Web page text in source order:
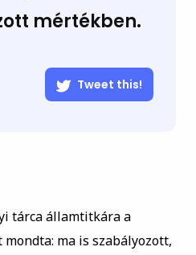
mértékben.
Tweet this!
tárca államtitkára a
ma is szabályozott,